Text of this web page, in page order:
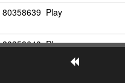
80358639 Play
80358640 Play